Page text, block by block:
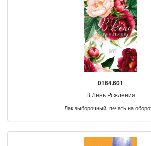
0164.601
В День Рождения
Лак выборочный, печать на